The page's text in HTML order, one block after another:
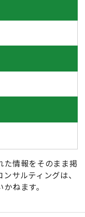
た情報をそのまま掲
サルティングは、
ねます。